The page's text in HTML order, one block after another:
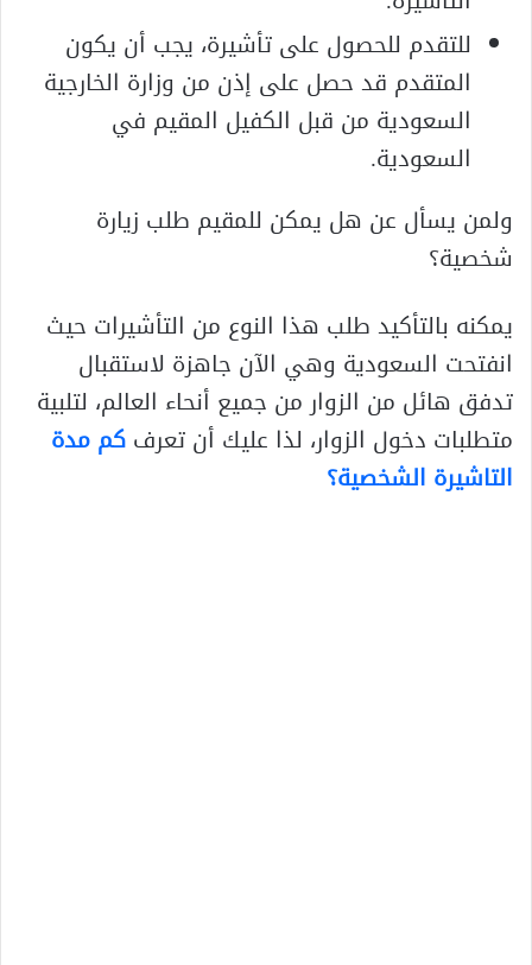
للتقدم للحصول على تأشيرة، يجب أن يكون
المتقدم قد حصل على إذن من وزارة الخارجية
السعودية من قبل الكفيل المقيم في
السعودية.
ولمن يسأل عن هل يمكن للمقيم طلب زيارة
شخصية؟
يمكنه بالتأكيد طلب هذا النوع من التأشيرات حيث
انفتحت السعودية وهي الآن جاهزة لاستقبال
تدفق هائل من الزوار من جميع أنحاء العالم، لتلبية
متطلبات دخول الزوار، لذا عليك أن تعرفكم مدة
التاشيرة الشخصية؟